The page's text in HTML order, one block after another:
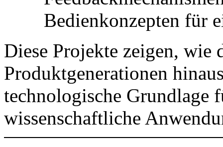
Bedienkonzepten für
Diese Projekte zeigen, wie
Produktgenerationen
technologische Grundlage
wissenschaftliche